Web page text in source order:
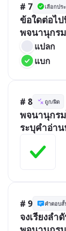
# 7 เลือกปร
ข้อใดต่อไ
พจนานุกร
แปลก
แบก
# 8 ถูก/ผิด
พจนานุกร
ระบุคำอ่า
# 9 คำตอบ
จงเรียงล